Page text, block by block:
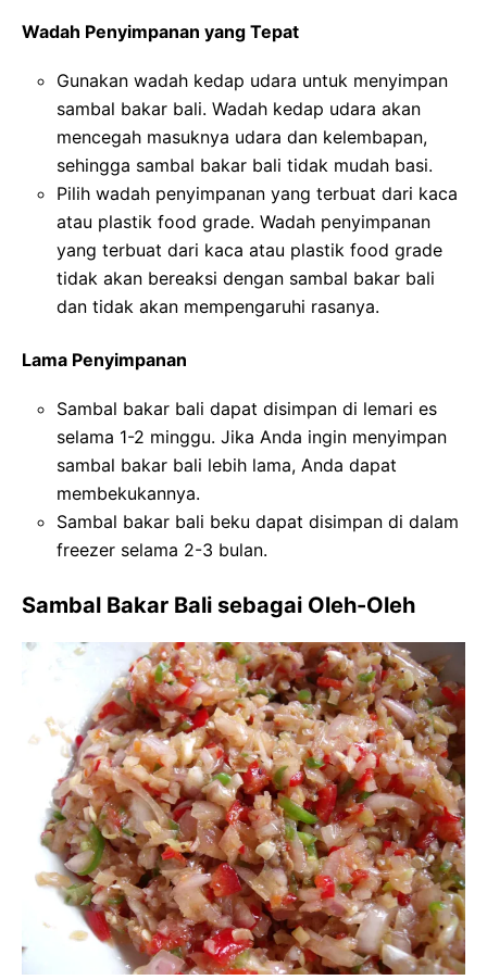
Wadah Penyimpanan yang Tepat
Gunakan wadah kedap udara untuk menyimpan
sambal bakar bali. Wadah kedap udara akan
mencegah masuknya udara dan kelembapan,
sehingga sambal bakar bali tidak mudah basi.
Pilih wadah penyimpanan yang terbuat dari kaca
atau plastik food grade. Wadah penyimpanan
yang terbuat dari kaca atau plastik food grade
tidak akan bereaksi dengan sambal bakar bali
dan tidak akan mempengaruhi rasanya.
Lama Penyimpanan
Sambal bakar bali dapat disimpan di lemari es
selama 1-2 minggu. Jika Anda ingin menyimpan
sambal bakar bali lebih lama, Anda dapat
membekukannya.
Sambal bakar bali beku dapat disimpan di dalam
freezer selama 2-3 bulan.
Sambal Bakar Bali sebagai Oleh-Oleh